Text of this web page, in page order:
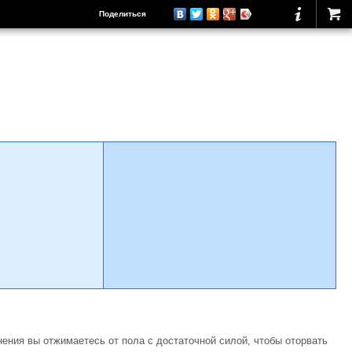
Поделиться
вы отжимаетесь от пола с достаточной силой, чтобы оторвать